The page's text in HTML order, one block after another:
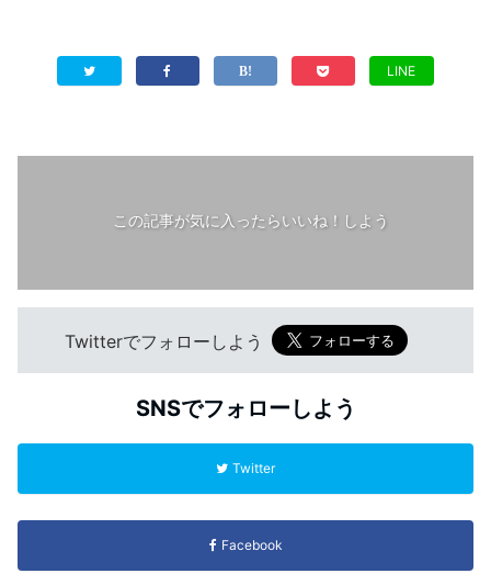
LINE
この記事が気に入ったらいいね！しよう
Twitterでフォローしよう
SNSでフォローしよう
Twitter
Facebook